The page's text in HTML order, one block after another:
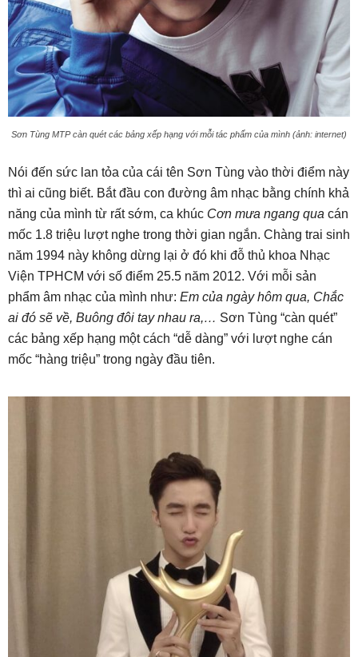
Sơn Tùng MTP càn quét các bảng xếp hạng với mỗi tác phẩm của mình (ảnh: internet)
Nói đến sức lan tỏa của cái tên Sơn Tùng vào thời điểm này
thì ai cũng biết. Bắt đầu con đường âm nhạc bằng chính khả
năng của mình từ rất sớm, ca khúc Cơn mưa ngang qua cán
mốc 1.8 triệu lượt nghe trong thời gian ngắn. Chàng trai sinh
năm 1994 này không dừng lại ở đó khi đỗ thủ khoa Nhạc
Viện TPHCM với số điểm 25.5 năm 2012. Với mỗi sản
phẩm âm nhạc của mình như: Em của ngày hôm qua, Chắc
ai đó sẽ về, Buông đôi tay nhau ra,… Sơn Tùng “càn quét”
các bảng xếp hạng một cách “dễ dàng” với lượt nghe cán
mốc “hàng triệu” trong ngày đầu tiên.